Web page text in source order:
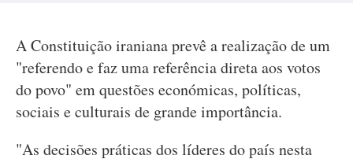
A Constituição iraniana prevê a realização de um
"referendo e faz uma referência direta aos votos
do povo" em questões económicas, políticas,
sociais e culturais de grande importância.
"As decisões práticas dos líderes do país nesta